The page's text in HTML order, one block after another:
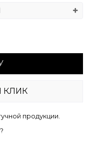
КЛИК
продукции.